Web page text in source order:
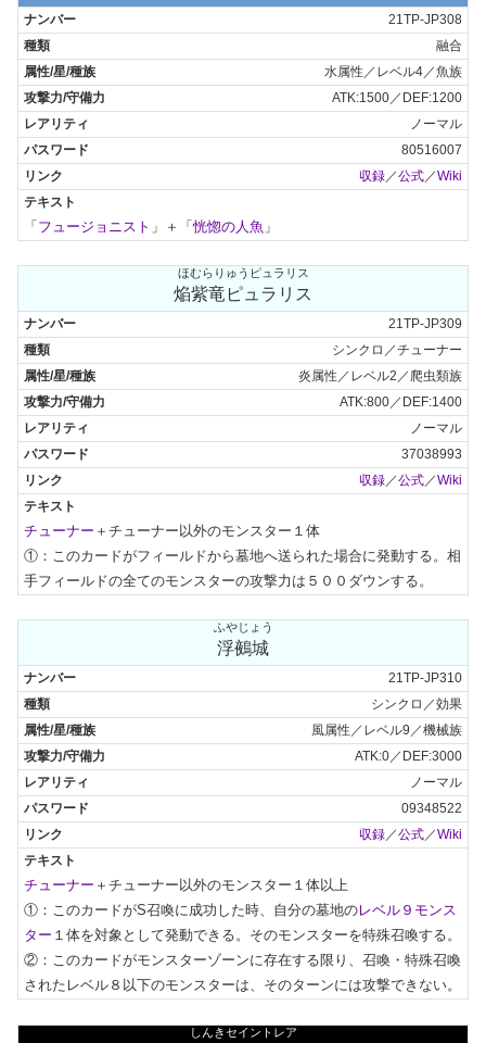
21TP-JP308
融合
水属性／レベル4／魚族
ATK:1500／DEF:1200
ノーマル
80516007
収録 ／公式 ／Wiki
「フュージョニスト 」＋「恍惚の人魚 」
ほむらりゅうピュラリス
焔紫竜ピュラリス
21TP-JP309
シンクロ／チューナー
炎属性／レベル2／爬虫類族
ATK:800／DEF:1400
ノーマル
37038993
収録／公式／Wiki
チューナー ＋チューナー以外のモンスター１体
①：このカードがフィールドから墓地へ送られた場合に発動する。相
手フィールドの全てのモンスターの攻撃力は５００ダウンする。
ふやじょう
浮鵺城
21TP-JP310
シンクロ／効果
風属性／レベル9／機械族
ATK:0／DEF:3000
ノーマル
09348522
収録／公式／Wiki
チューナー ＋チューナー以外のモンスター１体以上
①：このカードがS召喚に成功した時、自分の墓地のレベル９モンス
ター １体を対象として発動できる。そのモンスターを特殊召喚する。
②：このカードがモンスターゾーンに存在する限り、召喚・特殊召喚
されたレベル８以下のモンスターは、そのターンには攻撃できない。
しんきセイントレア